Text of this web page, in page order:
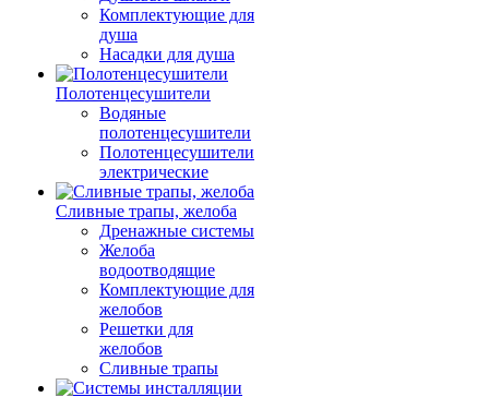
Комплектующие для
душа
Насадки для душа
Полотенцесушители
Водяные
полотенцесушители
Полотенцесушители
электрические
Сливные трапы, желоба
Дренажные системы
Желоба
водоотводящие
Комплектующие для
желобов
Решетки для
желобов
Сливные трапы